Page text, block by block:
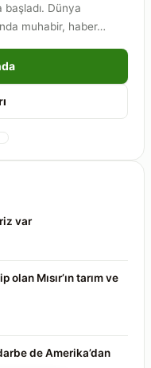
başladı. Dünya
muhabir, haber…
var
olan Mısır’ın tarım ve
de Amerika’dan